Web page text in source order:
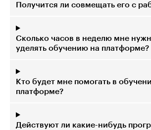
Получится ли совмещать его с
Сколько часов в неделю мне
уделять обучению на платформе?
Кто будет мне помогать в
платформе?
Действуют ли какие-нибудь